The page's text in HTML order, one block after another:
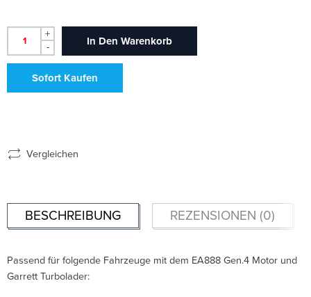
+
-
In Den Warenkorb
Sofort Kaufen
Vergleichen
BESCHREIBUNG REZENSIONEN (0)
Passend für folgende Fahrzeuge mit dem EA888 Gen.4 Motor und
Garrett Turbolader: